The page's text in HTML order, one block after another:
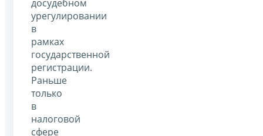
досудебном
урегулировании
в
рамках
государственной
регистрации.
Раньше
только
в
налоговой
сфере